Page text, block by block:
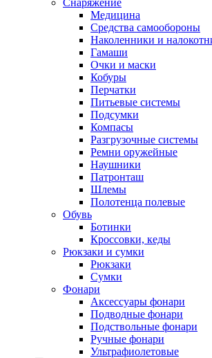
Снаряжение
Медицина
Средства самообороны
Наколенники и
Гамаши
Очки и маски
Кобуры
Перчатки
Питьевые системы
Подсумки
Компасы
Разгрузочные системы
Ремни оружейные
Наушники
Патронташ
Шлемы
Полотенца полевые
Обувь
Ботинки
Кроссовки, кеды
Рюкзаки и сумки
Рюкзаки
Сумки
Фонари
Аксессуары фонари
Подводные фонари
Подствольные фонари
Ручные фонари
Ультрафиолетовые